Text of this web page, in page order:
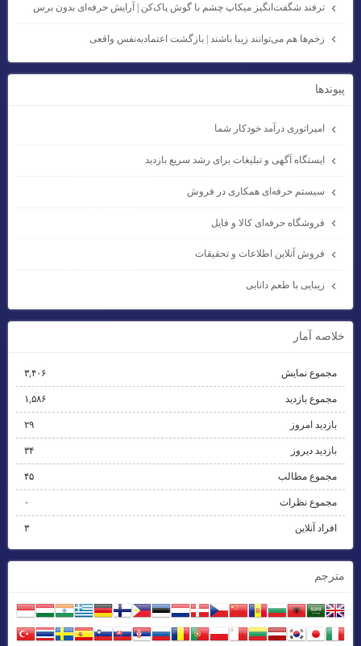
ترفند شگفت‌انگیز میکاپ چشم با گوش پاک‌کن | آرایش حرفه‌ای بدون برس
زخم‌ها هم می‌توانند زیبا باشند | بازگشت اعتمادبه‌نفس واقعی
پيوندها
امپراتوری درآمد خودکار شما
ایستگاه آگهی و تبلیغات برای رشد سریع بازدید
سیستم حرفه‌ای همکاری در فروش
فروشگاه حرفه‌ای کالا و فایل
فروش آنلاین اطلاعات و تحقیقات
زیبایی با طعم دانایی
خلاصه آمار
مجموع نمایش‌ ۳,۴۰۶
مجموع بازدید ۱,۵۸۶
بازدید امروز ۲۹
بازدید دیروز ۳۴
مجموع مطالب ۴۵
مجموع نظرات ۰
افراد آنلاین ۳
مترجم